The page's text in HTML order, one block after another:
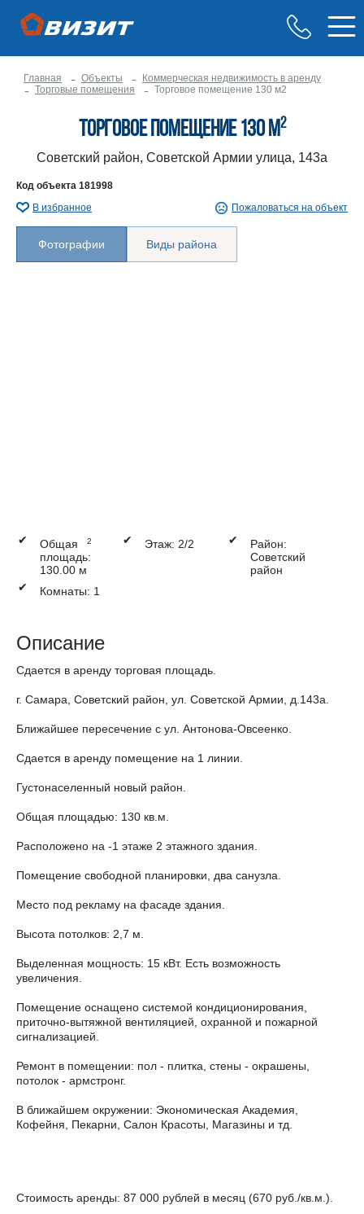
Главная Объекты
Коммерческая недвижимость в аренду
Торговые помещения
Торговое помещение 130 м2
Торговое помещение 130 м2
Советский район, Советской Армии улица, 143а
Код объекта 181998
В избранное
Пожаловаться на объект
Фотографии Виды района
✔
Общая
площадь:
130.00 м
2 ✔ Этаж: 2/2 ✔
Район:
Советский
район
✔
Комнаты: 1
Описание
Сдается в аренду торговая площадь.
г. Самара, Советский район, ул. Советской Армии, д.143а.
Ближайшее пересечение с ул. Антонова-Овсеенко.
Сдается в аренду помещение на 1 линии.
Густонаселенный новый район.
Общая площадью: 130 кв.м.
Расположено на -1 этаже 2 этажного здания.
Помещение свободной планировки, два санузла.
Место под рекламу на фасаде здания.
Высота потолков: 2,7 м.
Выделенная мощность: 15 кВт. Есть возможность
увеличения.
Помещение оснащено системой кондиционирования,
приточно-вытяжной вентиляцией, охранной и пожарной
сигнализацией.
Ремонт в помещении: пол - плитка, стены - окрашены,
потолок - армстронг.
В ближайшем окружении: Экономическая Академия,
Кофейня, Пекарни, Салон Красоты, Магазины и тд.
Стоимость аренды: 87 000 рублей в месяц (670 руб./кв.м.).